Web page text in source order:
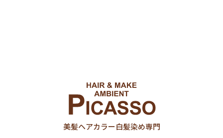
美髪ヘアカラー白髪染め専門